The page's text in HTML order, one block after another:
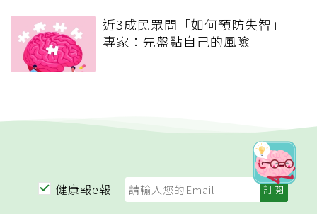
近3成民眾問「如何預防失智」
專家：先盤點自己的風險
健康報e報